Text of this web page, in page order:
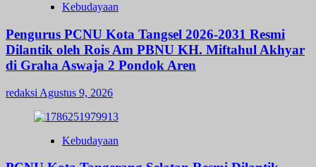
Kebudayaan
Pengurus PCNU Kota Tangsel 2026-2031 Resmi
Dilantik oleh Rois Am PBNU KH. Miftahul Akhyar
di Graha Aswaja 2 Pondok Aren
redaksi Agustus 9, 2026
Kebudayaan